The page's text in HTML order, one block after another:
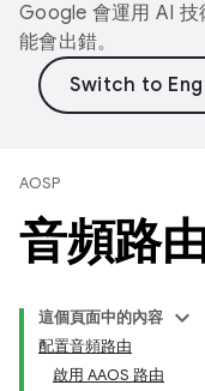
Google 會運用 AI 技
能會出錯。
AOSP
音頻路
這個頁面中的內容
配置音頻路由
啟用 AAOS 路由